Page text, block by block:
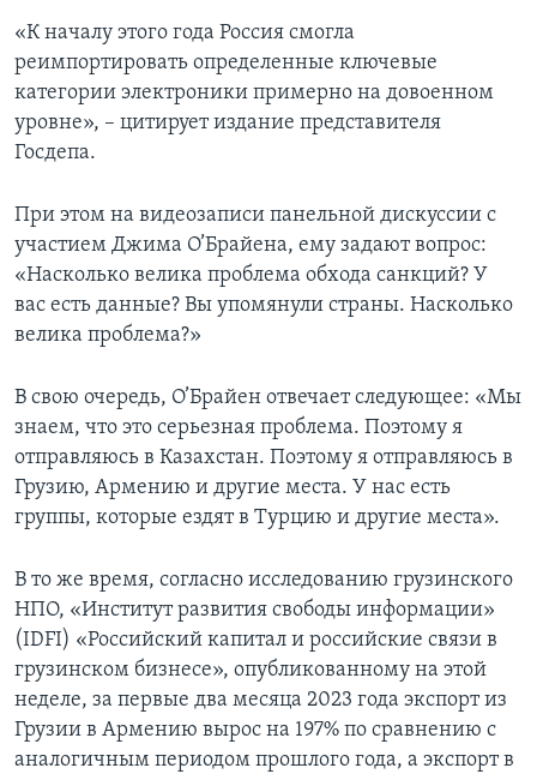
«К началу этого года Россия смогла
реимпортировать определенные ключевые
категории электроники примерно на довоенном
уровне», – цитирует издание представителя
Госдепа.
При этом на видеозаписи панельной дискуссии с
участием Джима О’Брайена, ему задают вопрос:
«Насколько велика проблема обхода санкций? У
вас есть данные? Вы упомянули страны. Насколько
велика проблема?»
В свою очередь, О’Брайен отвечает следующее: «Мы
знаем, что это серьезная проблема. Поэтому я
отправляюсь в Казахстан. Поэтому я отправляюсь в
Грузию, Армению и другие места. У нас есть
группы, которые ездят в Турцию и другие места».
В то же время, согласно исследованию грузинского
НПО, «Институт развития свободы информации»
(IDFI) «Российский капитал и российские связи в
грузинском бизнесе», опубликованному на этой
неделе, за первые два месяца 2023 года экспорт из
Грузии в Армению вырос на 197% по сравнению с
аналогичным периодом прошлого года, а экспорт в